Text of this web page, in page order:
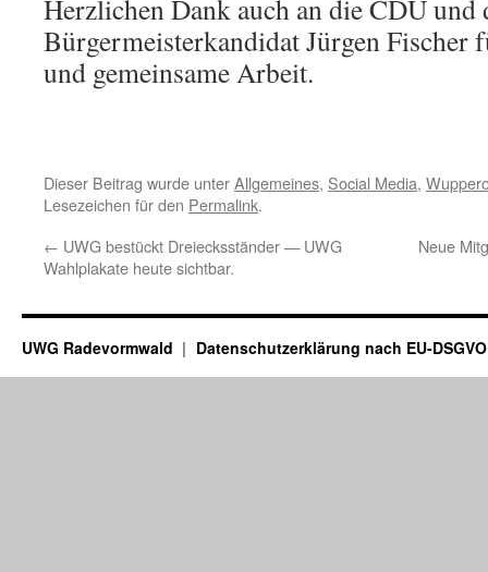
Herzlichen Dank auch an die CDU und
Bürgermeisterkandidat Jürgen Fischer
und gemeinsame Arbeit.
Dieser Beitrag wurde unterAllgemeines, Social Media,
Lesezeichen für den Permalink.
← UWG bestückt Dreiecksständer — UWG
Wahlplakate heute sichtbar.
Neue
UWG Radevormwald Datenschutzerklärung nach EU-DSGVO